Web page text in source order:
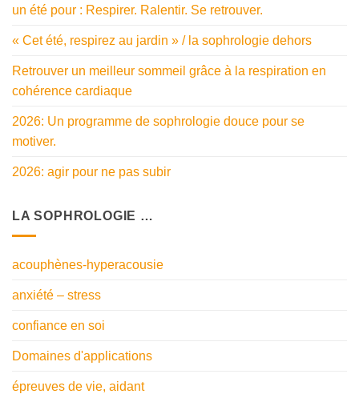
un été pour : Respirer. Ralentir. Se retrouver.
« Cet été, respirez au jardin » / la sophrologie dehors
Retrouver un meilleur sommeil grâce à la respiration en
cohérence cardiaque
2026: Un programme de sophrologie douce pour se
motiver.
2026: agir pour ne pas subir
LA SOPHROLOGIE …
acouphènes-hyperacousie
anxiété – stress
confiance en soi
Domaines d'applications
épreuves de vie, aidant